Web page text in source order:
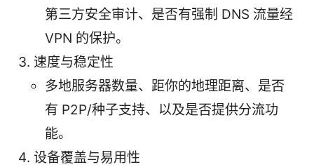
第三方安全审计、是否有强制 DNS 流量经
VPN 的保护。
速度与稳定性
多地服务器数量、距你的地理距离、是否
有 P2P/种子支持、以及是否提供分流功
能。
设备覆盖与易用性